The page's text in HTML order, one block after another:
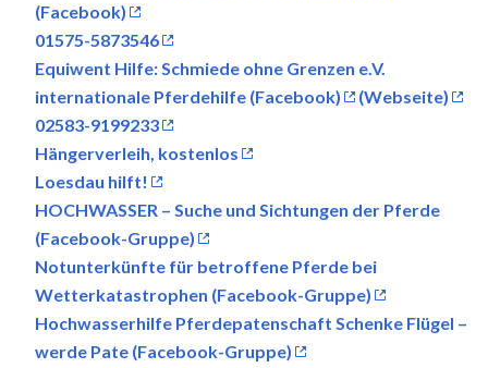
(Facebook)
01575-5873546
Equiwent Hilfe: Schmiede ohne Grenzen e.V.
internationale Pferdehilfe (Facebook)
(Webseite)
02583-9199233
Hängerverleih, kostenlos
Loesdau hilft!
HOCHWASSER – Suche und Sichtungen der Pferde
(Facebook-Gruppe)
Notunterkünfte für betroffene Pferde bei
Wetterkatastrophen (Facebook-Gruppe)
Hochwasserhilfe Pferdepatenschaft Schenke Flügel –
werde Pate (Facebook-Gruppe)